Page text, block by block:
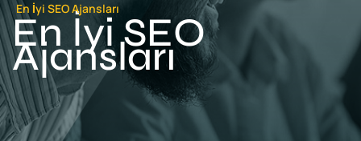
En İyi SEO Ajansları
En İyi SEO
Ajansları